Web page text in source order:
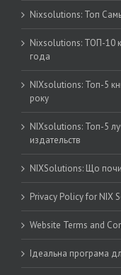
Nixsolutions: Топ
Nixsolutions: ТОП-10
года
NIXsolutions: Топ-5
року
NIXsolutions: Топ-5
издательств
NIXSolutions: Що
Privacy Policy for NIX
Website Terms and
Ідеальна програма